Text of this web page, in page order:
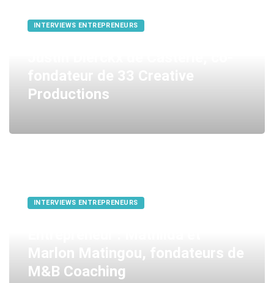
INTERVIEWS ENTREPRENEURS
fondateur de 33 Creative
Productions
INTERVIEWS ENTREPRENEURS
Marlon Matingou, fondateurs de
M&B Coaching